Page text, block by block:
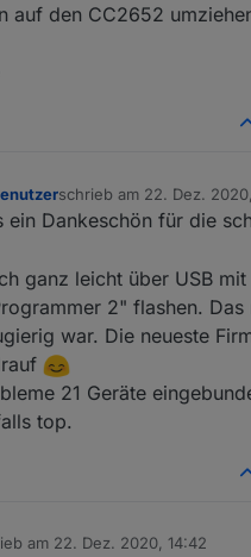
auf den CC2652
schrieb am 22. Dez.
zuletzt editiert von
ein Dankeschön für die
ganz leicht über USB mit
2" flashen. Das
war. Die neueste
21 Geräte
top.
am 22. Dez. 2020, 14:42
editiert von